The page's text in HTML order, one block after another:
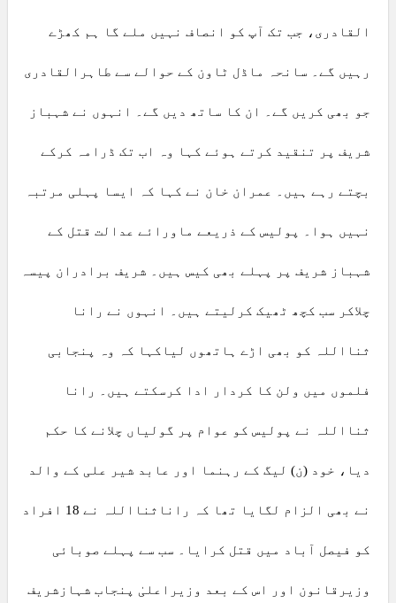
القادری، جب تک آپ کو انصاف نہیں ملے گا ہم کھڑے
رہیں گے۔ سانحہ ماڈل ٹاون کے حوالے سے طاہرالقادری
جو بھی کریں گے۔ ان کا ساتھ دیں گے۔ انہوں نے شہباز
شریف پر تنقید کرتے ہوئے کہا وہ اب تک ڈرامہ کرکے
بچتے رہے ہیں۔ عمران خان نے کہا کہ ایسا پہلی مرتبہ
نہیں ہوا۔ پولیس کے ذریعے ماورائے عدالت قتل کے
شہباز شریف پر پہلے بھی کیس ہیں۔ شریف برادران پیسہ
چلاکر سب کچھ ٹھیک کرلیتے ہیں۔ انہوں نے رانا
ثنااللہ کو بھی اڑے ہاتھوں لیاکہا کہ وہ پنجابی
فلموں میں ولن کا کردار ادا کرسکتے ہیں۔ رانا
ثنااللہ نے پولیس کو عوام پر گولیاں چلانے کا حکم
دیا، خود (ن) لیگ کے رہنما اور عابد شیر علی کے والد
نے بھی الزام لگایا تھا کہ راناثنااللہ نے 18 افراد
کو فیصل آباد میں قتل کرایا۔ سب سے پہلے صوبائی
وزیرقانون اور اس کے بعد وزیراعلیٰ پنجاب شہازشریف